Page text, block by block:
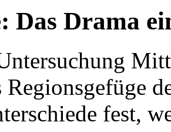
Das Drama
Regionsgefüge
fest,